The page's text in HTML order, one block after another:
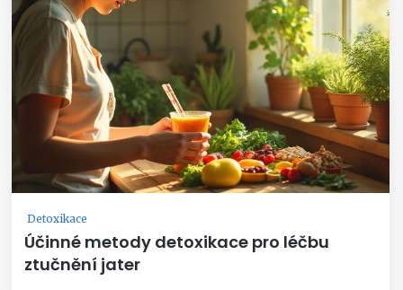
Detoxikace
Účinné metody detoxikace pro léčbu
ztučnění jater